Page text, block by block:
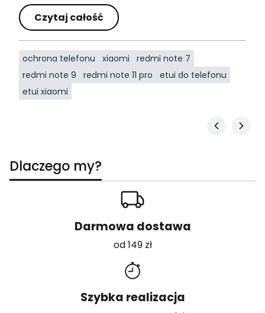
Czytaj całość
ochrona telefonu xiaomi
redmi note 7
redmi note 9
redmi note 11 pro
etui do telefonu
etui xiaomi
Dlaczego my?
Darmowa dostawa
od 149 zł
Szybka realizacja